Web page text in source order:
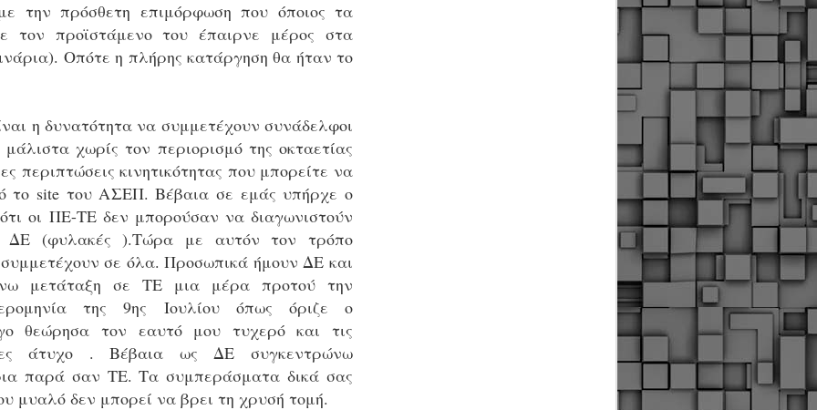
την πρόσθετη επιμόρφωση που όποιος τα
τον προϊστάμενο του έπαιρνε μέρος στα
Οπότε η πλήρης κατάργηση θα ήταν το
η δυνατότητα να συμμετέχουν συνάδελφοι
χωρίς τον περιορισμό της οκταετίας
περιπτώσεις κινητικότητας που μπορείτε να
το site του ΑΣΕΠ. Βέβαια σε εμάς υπήρχε ο
οι ΠΕ-ΤΕ δεν μπορούσαν να διαγωνιστούν
ΔΕ (φυλακές ).Τώρα με αυτόν τον τρόπο
σε όλα. Προσωπικά ήμουν ΔΕ και
μετάταξη σε ΤΕ μια μέρα προτού την
της 9ης Ιουλίου όπως όριζε ο
θεώρησα τον εαυτό μου τυχερό και τις
άτυχο . Βέβαια ως ΔΕ συγκεντρώνω
παρά σαν ΤΕ. Τα συμπεράσματα δικά σας
μυαλό δεν μπορεί να βρει τη χρυσή τομή.
σύμφωνα με τις διατάξεις του
Ν. 4830/2021.
έντονα στην παρουσία των
ελεγκτών, με αποτέλεσμα να
δημιουργηθεί ένταση στο
σημείο.
κατά 1,36% τις θέσεις στάθμευσης για άτομα με
Δεκαεπτά εγκαταλελειμμένα οχήματα
μέσα σε τρεις μήνες από τους δρόμους.
(ΣΒΑΚ).
Δημοτική Αστυνομία Σερρών : Αυτόφορη διαδικασία
και Διοικητικό πρόστιμο 3.000€ σε πολίτη για
παράνομες κοπές δέντρων στην περιοχή Καλλιθέα
Αστυνομία και Τμήμα Πρασίνου του Δήμου Σερρών
από καταγγελία εντόπισαν άνδρα να κόβει παράνομα
στην Καλλιθέα
αποφασιστικότητα και άμεσα αντανακλαστικά
οι υπηρεσίες του Δήμου Σερρών, βάζοντας
σε περιστατικό καταστροφής αστικού πρασίνου.
την Τρίτη 7 Απριλίου 2026, μετά από αξιοποίηση
καταγγελίας, πραγματοποιήθηκε συντονισμένη
από το Τμήμα Δημοτικής Αστυνομίας σε συνεργασία
το Τμήμα Πρασίνου του Δήμου Σερρών.
Εγκύκλιος ΥΠ.ΕΣ. με θέμα: «Παροχή οδηγιών
αναφορικά με το πρόγραμμα εισαγωγικής
εκπαίδευσης των διορισθέντος Δημοτικών
Αστυνομικών της προκήρυξης 1K/2024» - Στα